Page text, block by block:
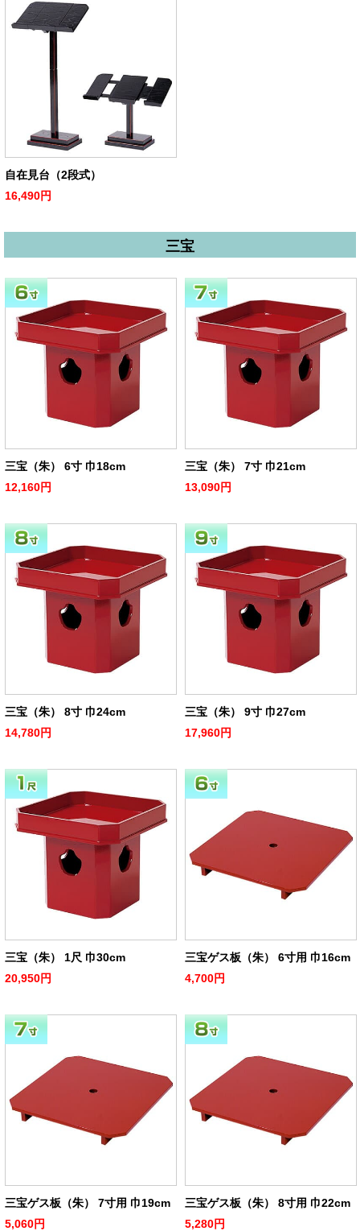
自在見台（2段式）
16,490円
三宝
三宝（朱） 6寸 巾18cm
12,160円
三宝（朱） 7寸 巾21cm
13,090円
三宝（朱） 8寸 巾24cm
14,780円
三宝（朱） 9寸 巾27cm
17,960円
三宝（朱） 1尺 巾30cm
20,950円
三宝ゲス板（朱） 6寸用 巾16cm
4,700円
三宝ゲス板（朱） 7寸用 巾19cm
5,060円
三宝ゲス板（朱） 8寸用 巾22cm
5,280円